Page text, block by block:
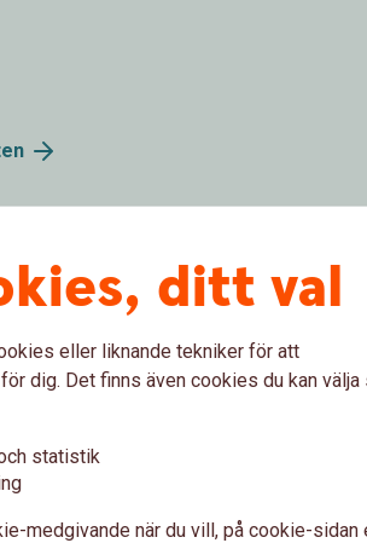
i internetbanken. Följ
ditt val
eller liknande tekniker för att
dig. Det finns även cookies du kan välja
statistik
medgivande när du vill, på cookie-sidan